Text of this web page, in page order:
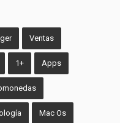
Ventas
1+ Apps
Mac Os